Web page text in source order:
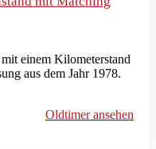
einem Kilometerstand
aus dem Jahr 1978.
Oldtimer ansehen